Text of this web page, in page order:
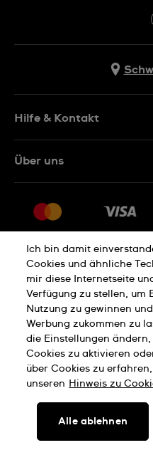
Hilfe & Kontakt
Rückgaberecht
Verkaufs- und
Vertrag widerrufen
Über uns
Jobs
© SWATCH AG 2026, ALLE
Ich bin damit
Cookies und ähnliche
mir diese Internetseite
Verfügung zu stellen, um
Nutzung zu gewinnen
Werbung zukommen zu
die Einstellungen
Cookies zu aktivieren
über Cookies zu
unseren Hinweis zu
Alle ablehnen